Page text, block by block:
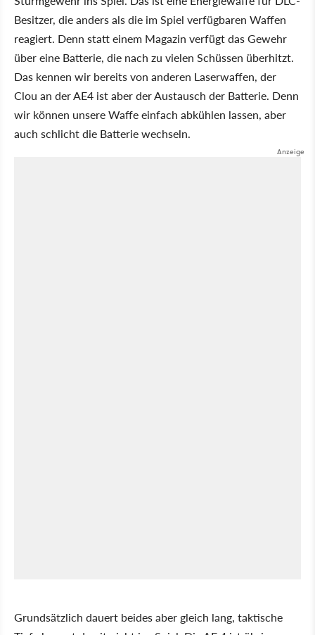
Besitzer, die anders als die im Spiel verfügbaren Waffen
reagiert. Denn statt einem Magazin verfügt das Gewehr
über eine Batterie, die nach zu vielen Schüssen überhitzt.
Das kennen wir bereits von anderen Laserwaffen, der
Clou an der AE4 ist aber der Austausch der Batterie. Denn
wir können unsere Waffe einfach abkühlen lassen, aber
auch schlicht die Batterie wechseln.
Grundsätzlich dauert beides aber gleich lang, taktische